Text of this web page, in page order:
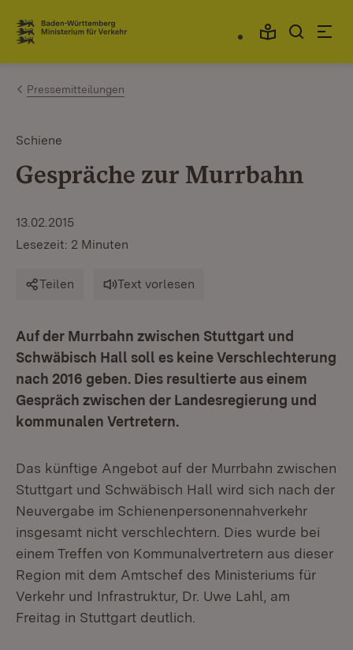
Zum Inhalt springen
Link zur Startseite
Pressemitteilungen
Schiene
Gespräche zur Murrbahn
13.02.2015
Lesezeit: 2 Minuten
Teilen Text vorlesen
Auf der Murrbahn zwischen Stuttgart und
Schwäbisch Hall soll es keine Verschlechterung
nach 2016 geben. Dies resultierte aus einem
Gespräch zwischen der Landesregierung und
kommunalen Vertretern.
Das künftige Angebot auf der Murrbahn zwischen
Stuttgart und Schwäbisch Hall wird sich nach der
Neuvergabe im Schienenpersonennahverkehr
insgesamt nicht verschlechtern. Dies wurde bei
einem Treffen von Kommunalvertretern aus dieser
Region mit dem Amtschef des Ministeriums für
Verkehr und Infrastruktur, Dr. Uwe Lahl, am
Freitag in Stuttgart deutlich.